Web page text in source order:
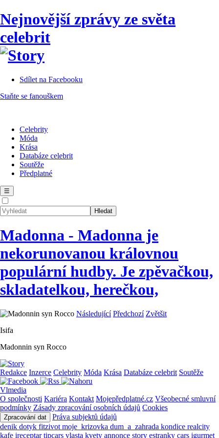
Nejnovější zprávy ze světa
celebrit
Sdílet na Facebooku
Staňte se fanouškem
Celebrity
Móda
Krása
Databáze celebrit
Soutěže
Předplatné
☰
Madonna - Madonna je
nekorunovanou královnou
populární hudby. Je zpěvačkou,
skladatelkou, herečkou,
Následující Předchozí Zvětšit
Isifa
Madonnin syn Rocco
Redakce Inzerce Celebrity Móda Krása Databáze celebrit Soutěže
Vlmedia
O společnosti Kariéra Kontakt Mojepředplatné.cz Všeobecné smluvní
podmínky Zásady zpracování osobních údajů Cookies
Zpracování dat
Práva subjektů údajů
denik dotyk fitzivot moje_krizovka dum_a_zahrada kondice realcity
kafe ireceptartipcars vlasta kvety annonce story estranky cars igurmet